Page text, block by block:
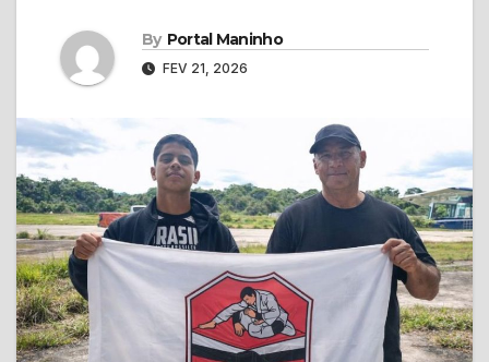
By Portal Maninho
FEV 21, 2026